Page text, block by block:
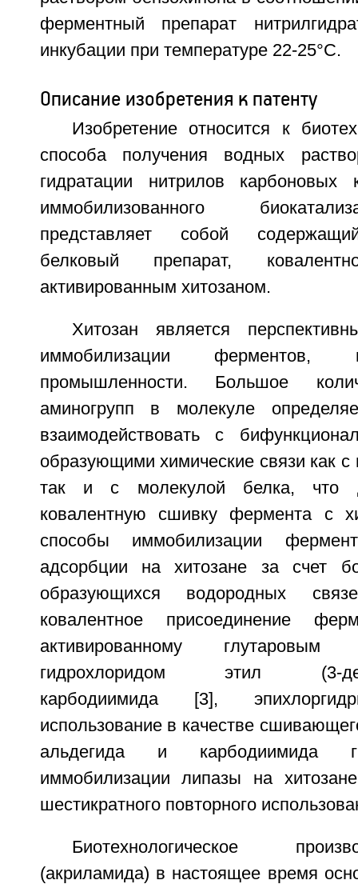
ферментный препарат
инкубации при температуре 22-25°C.
Описание изобретения к патенту
Изобретение относится к
способа получения водных
гидратации нитрилов
иммобилизованного
представляет собой
белковый препарат,
активированным хитозаном.
Хитозан является
иммобилизации ферментов,
промышленности. Большое
аминогрупп в молекуле
взаимодействовать с
образующими химические связи как с
так и с молекулой белка, что
ковалентную сшивку фермента с
способы иммобилизации
адсорбции на хитозане за счет
образующихся водородных
ковалентное присоединение
активированному
гидрохлоридом этил (3-
карбодиимида [3],
использование в качестве
альдегида и карбодиимида
иммобилизации липазы на
шестикратного повторного
Биотехнологическое
(акриламида) в настоящее время